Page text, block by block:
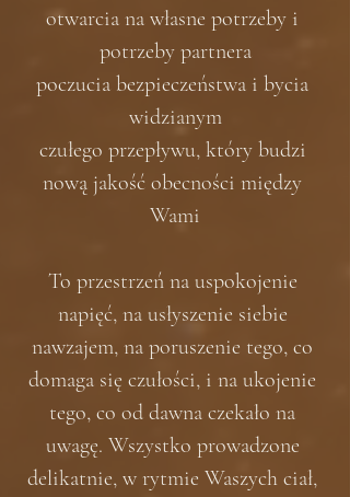
otwarcia na własne potrzeby i
potrzeby partnera
poczucia bezpieczeństwa i bycia
widzianym
czułego przepływu, który budzi
nową jakość obecności między
Wami
To przestrzeń na uspokojenie
napięć, na usłyszenie siebie
nawzajem, na poruszenie tego, co
domaga się czułości, i na ukojenie
tego, co od dawna czekało na
uwagę. Wszystko prowadzone
delikatnie, w rytmie Waszych ciał,